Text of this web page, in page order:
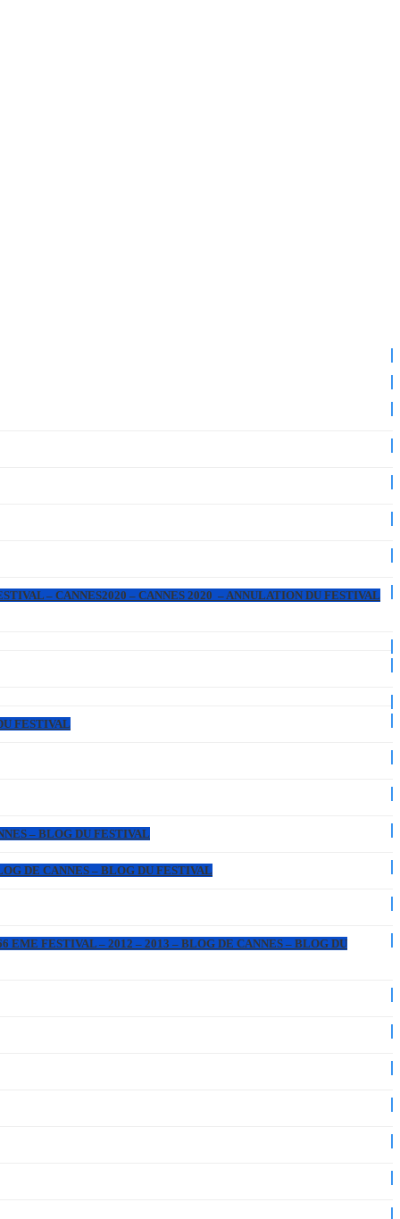
– CANNES2020 – CANNES 2020 – ANNULATION DU FESTIVAL
FESTIVAL
– BLOG DU FESTIVAL
DE CANNES – BLOG DU FESTIVAL
FESTIVAL – 2012 – 2013 – BLOG DE CANNES – BLOG DU